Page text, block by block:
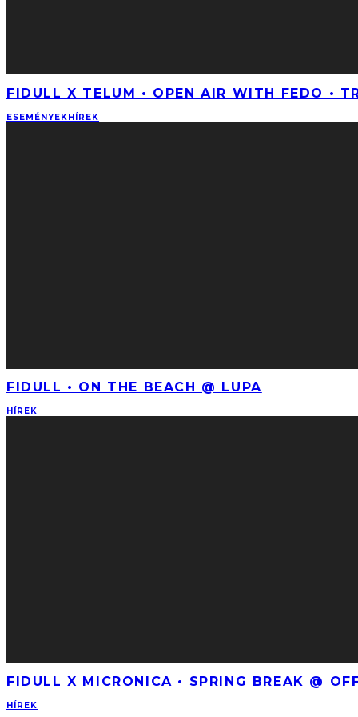
FIDULL X TELUM • OPEN AIR WITH FEDO •
ESEMÉNYEKHÍREK
FIDULL • ON THE BEACH @ LUPA
HÍREK
FIDULL X MICRONICA • SPRING BREAK @
HÍREK